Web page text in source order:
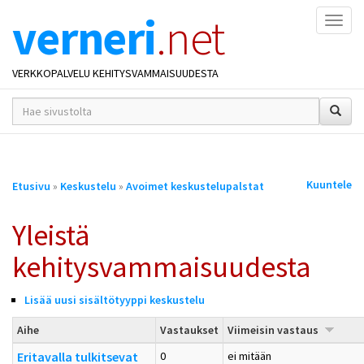
verneri.net
VERKKOPALVELU KEHITYSVAMMAISUUDESTA
hakusana(t)
*
Olet
Etusivu » Keskustelu » Avoimet keskustelupalstat Kuuntele
Yleistä
kehitysvammaisuudesta
Lisää uusi sisältötyyppi keskustelu
Aihe Vastaukset Viimeisin vastaus
Eritavalla tulkitsevat 0 ei mitään